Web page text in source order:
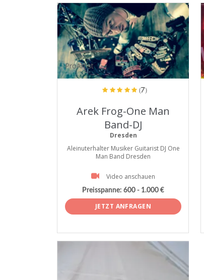
ProArtist
(7)
Arek Frog-One Man
Band-DJ
Dresden
Aleinuterhalter Musiker Guitarist DJ One
Man Band Dresden
Video anschauen
Preisspanne: 600 - 1.000 €
JETZT ANFRAGEN